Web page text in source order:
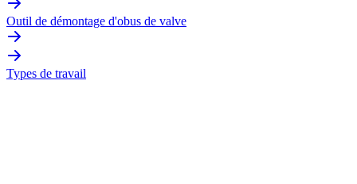
Outil de démontage d'obus de valve
Types de travail